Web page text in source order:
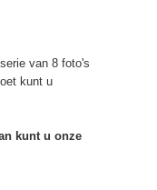
van 8 foto's
kunt u
kunt u onze